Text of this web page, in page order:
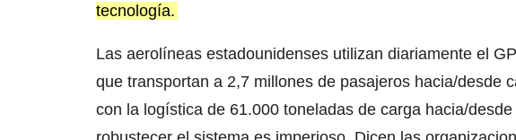
tecnología.
Las aerolíneas estadounidenses utilizan diariamente el
que transportan a 2,7 millones de pasajeros hacia/desde
con la logística de 61.000 toneladas de carga hacia/